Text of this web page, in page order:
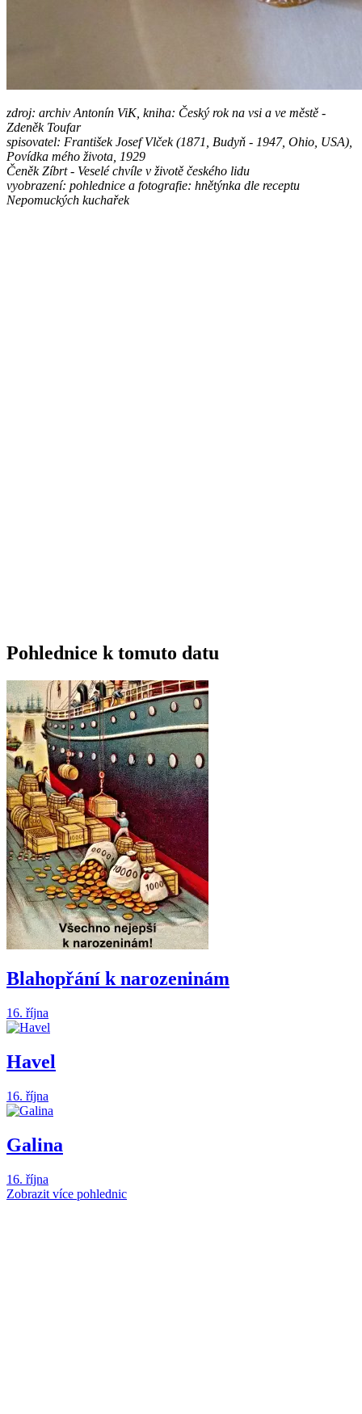
zdroj: archiv Antonín ViK, kniha: Český rok na vsi a ve městě -
Zdeněk Toufar
spisovatel: František Josef Vlček (1871, Budyň - 1947, Ohio, USA),
Povídka mého života, 1929
Čeněk Zíbrt - Veselé chvíle v životě českého lidu
vyobrazení: pohlednice a fotografie: hnětýnka dle receptu
Nepomuckých kuchařek
Pohlednice k tomuto datu
Blahopřání k narozeninám
16. října
Havel
16. října
Galina
16. října
Zobrazit více pohlednic